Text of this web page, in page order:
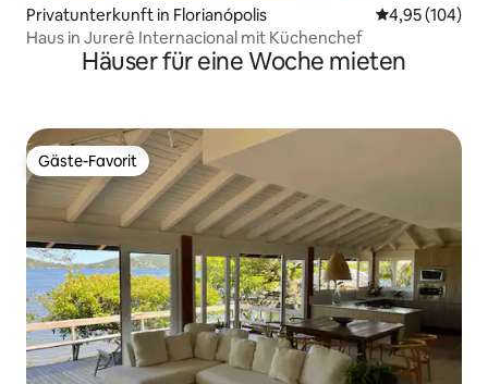
Privatunterkunft in Florianópolis
4,95 (104)
Haus in Jurerê Internacional mit Küchenchef
Häuser für eine Woche mieten
Gäste-Favorit
Gäste-Favorit